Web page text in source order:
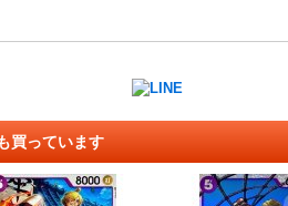
買っています